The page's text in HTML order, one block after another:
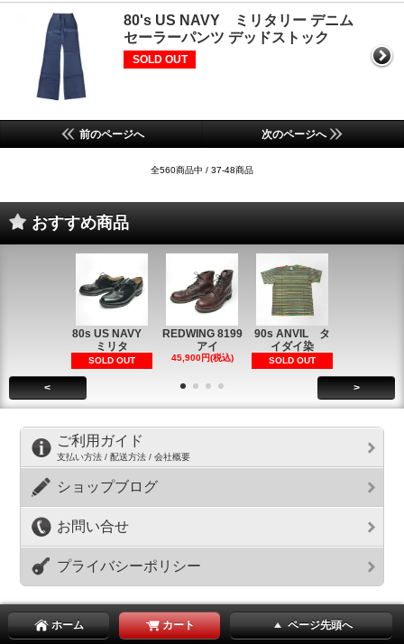
80's US NAVY ミリタリー デニム
セーラーパンツ デッドストック
SOLD OUT
前のページへ 次のページへ
全560商品中 / 37-48商品
おすすめ商品
80s US NAVY
ミリタ
SOLD OUT
REDWING 8199
アイ
45,900円(税込)
90s ANVIL タ
イダイ染
SOLD OUT
< >
ご利用ガイド
支払い方法 / 配送方法 / 会社概要
ショップブログ
お問い合せ
プライバシーポリシー
ホーム カート ページ先頭へ